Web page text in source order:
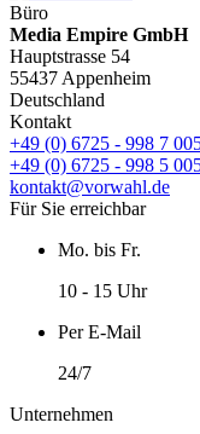
Büro
Media Empire GmbH
Hauptstrasse 54
55437 Appenheim
Deutschland
Kontakt
+49 (0) 6725 - 998 7
+49 (0) 6725 - 998 5
kontakt@vorwahl.de
Für Sie erreichbar
Mo. bis Fr.
10 - 15 Uhr
Per E-Mail
24/7
Unternehmen